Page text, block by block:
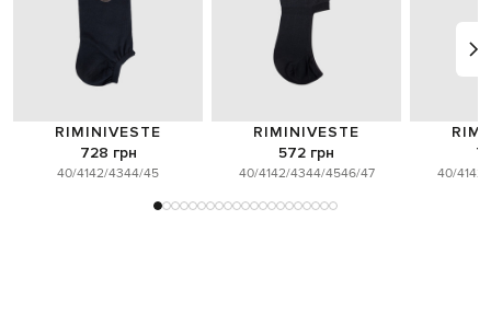
RIMINIVESTE
728 грн
40/4142/4344/45
RIMINIVESTE
572 грн
40/4142/4344/4546/47 40/41